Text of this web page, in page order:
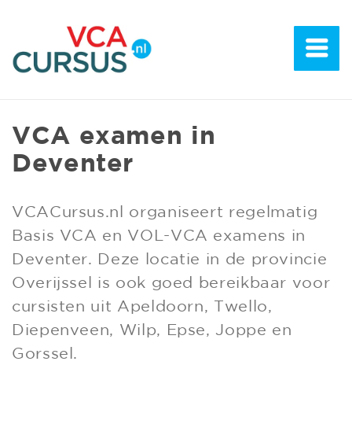
VCA examen in
Deventer
VCACursus.nl organiseert regelmatig
Basis VCA en VOL-VCA examens in
Deventer. Deze locatie in de provincie
Overijssel is ook goed bereikbaar voor
cursisten uit Apeldoorn, Twello,
Diepenveen, Wilp, Epse, Joppe en
Gorssel.